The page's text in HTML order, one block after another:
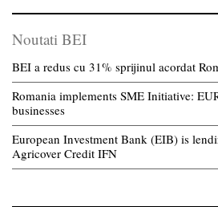
Noutati BEI
BEI a redus cu 31% sprijinul acordat
Romania implements SME Initiative:
businesses
European Investment Bank (EIB) is
Agricover Credit IFN